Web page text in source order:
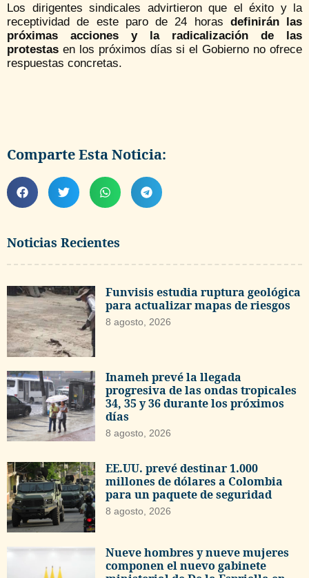
Noticias Recientes
Funvisis estudia ruptura geológica
para actualizar mapas de riesgos
8 agosto, 2026
Inameh prevé la llegada
progresiva de las ondas tropicales
34, 35 y 36 durante los próximos
días
8 agosto, 2026
EE.UU. prevé destinar 1.000
millones de dólares a Colombia
para un paquete de seguridad
8 agosto, 2026
Nueve hombres y nueve mujeres
componen el nuevo gabinete
Los dirigentes sindicales advirtieron que el éxito y la
receptividad de este paro de 24 horas definirán las
próximas acciones y la radicalización de las
protestas en los próximos días si el Gobierno no ofrece
respuestas concretas.
Comparte Esta Noticia: